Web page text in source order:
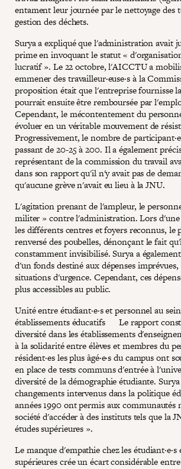
entament leur journée par le nettoyage des
gestion des déchets.
Surya a expliqué que l'administration avait
prime en invoquant le statut «
lucratif ». Le 22 octobre, l'AICCTU a
emmener des travailleur·euse·s à la
proposition était que l'entreprise fournisse
pourrait ensuite être remboursée par
Cependant, le mécontentement du
évoluer en un véritable mouvement de
Progressivement, le nombre de
passant de 20-25 à 200. Il a également
représentant de la commission du travail
dans son rapport qu'il n'y avait pas de
qu'aucune grève n'avait eu lieu à la JNU.
L'agitation prenant de l'ampleur, le
militer » contre l'administration. Lors d'une
les différents centres et foyers reconnus, le
renversé des poubelles, dénonçant le fait
constamment invisibilisé. Surya a
d'un fonds destiné aux dépenses imprévues,
situations d'urgence. Cependant, ces
plus accessibles au public.
Unité entre étudiant·e·s et personnel au
établissements éducatifs Le rapport
diversité dans les établissements
à la solidarité entre élèves et membres du
résident·es les plus âgé·e·s du campus ont
en place de tests communs d'entrée à
diversité de la démographie étudiante.
changements intervenus dans la politique
années 1990 ont permis aux communautés
société d'accéder à des instituts tels que la
études supérieures ».
Le manque d'empathie chez les étudiant·e·s
supérieures crée un écart considérable